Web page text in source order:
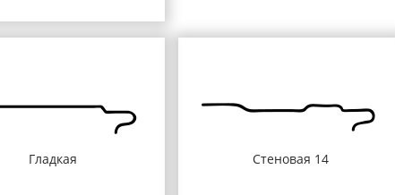
Гладкая Стеновая 14